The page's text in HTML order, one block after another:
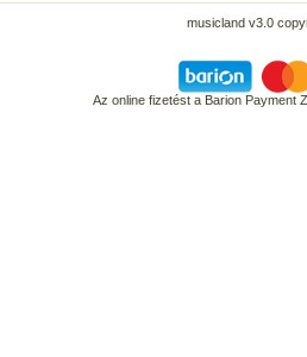
musicland v3.0
Az online fizetést a Barion Payment